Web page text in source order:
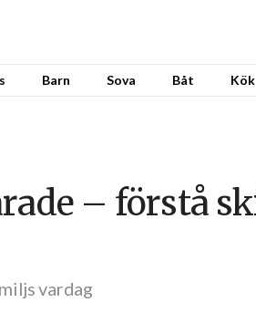
Barn Sova Båt Kök
– förstå
vardag